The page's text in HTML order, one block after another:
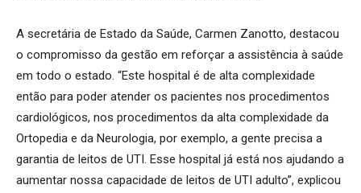
A secretária de Estado da Saúde, Carmen Zanotto, destacou
o compromisso da gestão em reforçar a assistência à saúde
em todo o estado. “Este hospital é de alta complexidade
então para poder atender os pacientes nos procedimentos
cardiológicos, nos procedimentos da alta complexidade da
Ortopedia e da Neurologia, por exemplo, a gente precisa a
garantia de leitos de UTI. Esse hospital já está nos ajudando a
aumentar nossa capacidade de leitos de UTI adulto”, explicou